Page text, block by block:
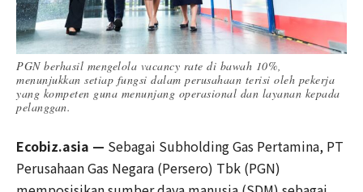
PGN berhasil mengelola vacancy rate di bawah 10%,
menunjukkan setiap fungsi dalam perusahaan terisi oleh pekerja
yang kompeten guna menunjang operasional dan layanan kepada
pelanggan.
Ecobiz.asia — Sebagai Subholding Gas Pertamina, PT
Perusahaan Gas Negara (Persero) Tbk (PGN)